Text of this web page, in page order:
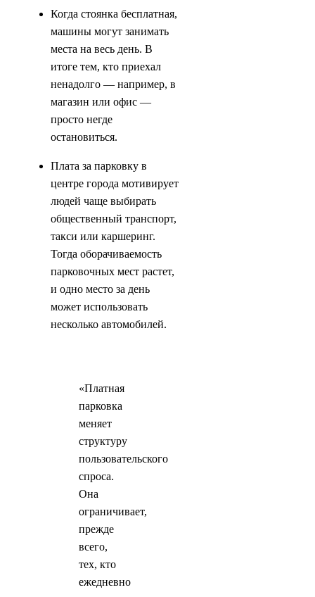
Когда стоянка бесплатная,
машины могут занимать
места на весь день. В
итоге тем, кто приехал
ненадолго — например, в
магазин или офис —
просто негде
остановиться.
Плата за парковку в
центре города мотивирует
людей чаще выбирать
общественный транспорт,
такси или каршеринг.
Тогда оборачиваемость
парковочных мест растет,
и одно место за день
может использовать
несколько автомобилей.
«Платная
парковка
меняет
структуру
пользовательского
спроса.
Она
ограничивает,
прежде
всего,
тех, кто
ежедневно